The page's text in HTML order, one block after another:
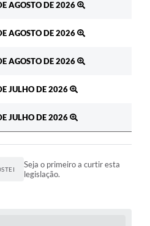
AGOSTO DE 2026
AGOSTO DE 2026
AGOSTO DE 2026
JULHO DE 2026
JULHO DE 2026
Seja o primeiro a curtir esta
legislação.